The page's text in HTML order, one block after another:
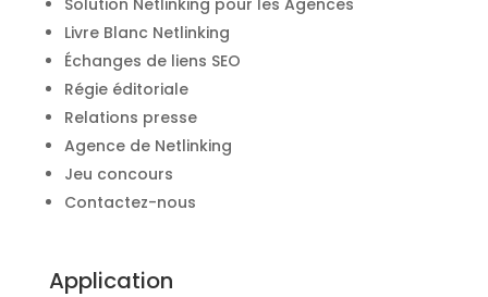
Livre Blanc Netlinking
Échanges de liens SEO
Régie éditoriale
Relations presse
Agence de Netlinking
Jeu concours
Contactez-nous
Application